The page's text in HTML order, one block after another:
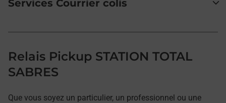
Services Courrier colis
Relais Pickup STATION TOTAL
SABRES
Que vous soyez un particulier, un professionnel ou une